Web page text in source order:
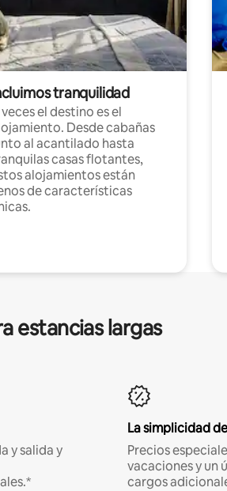
tranquilidad
el destino es el
Desde cabañas
al acantilado hasta
casas flotantes,
alojamientos están
de características
estancias largas
y salida y
La simplicidad
Precios
vacaciones y un
cargos